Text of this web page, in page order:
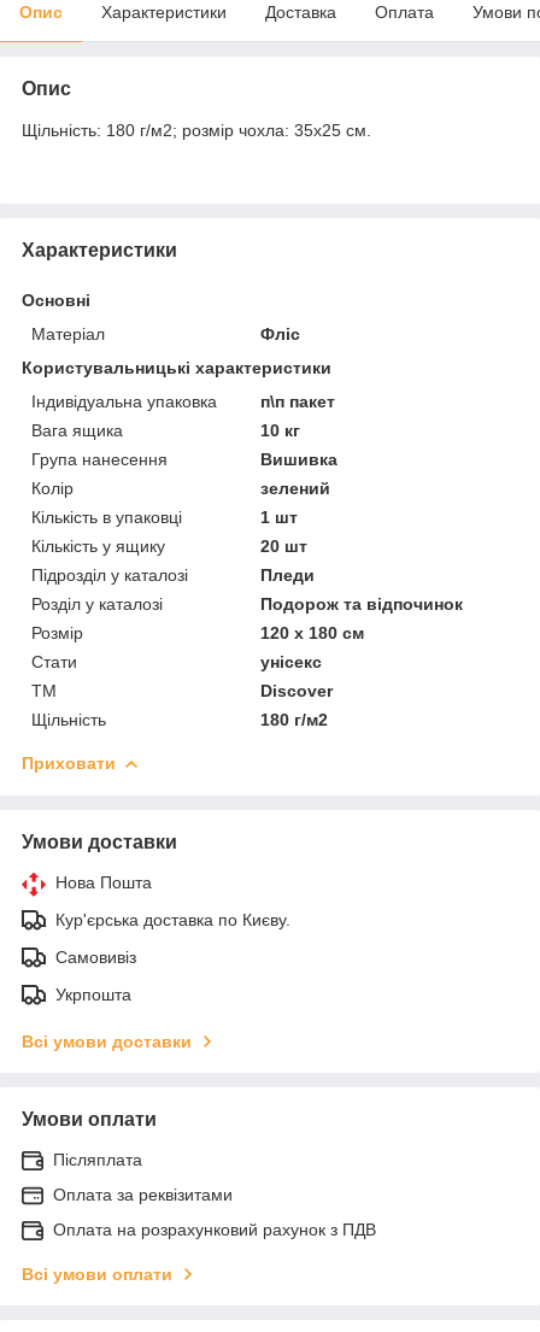
Опис Характеристики Доставка Оплата Умови
Опис
Щільність: 180 г/м2; розмір чохла: 35х25 см.
Характеристики
Основні
Матеріал
Фліс
Користувальницькі характеристики
Індивідуальна упаковка
п\п пакет
Вага ящика
10 кг
Група нанесення
Вишивка
Колір
зелений
Кількість в упаковці
1 шт
Кількість у ящику
20 шт
Підрозділ у каталозі
Пледи
Розділ у каталозі
Подорож та відпочинок
Розмір
120 х 180 см
Стати
унісекс
ТМ
Discover
Щільність
180 г/м2
Приховати
Умови доставки
Нова Пошта
Кур'єрська доставка по Києву.
Самовивіз
Укрпошта
Всі умови доставки
Умови оплати
Післяплата
Оплата за реквізитами
Оплата на розрахунковий рахунок з ПДВ
Всі умови оплати